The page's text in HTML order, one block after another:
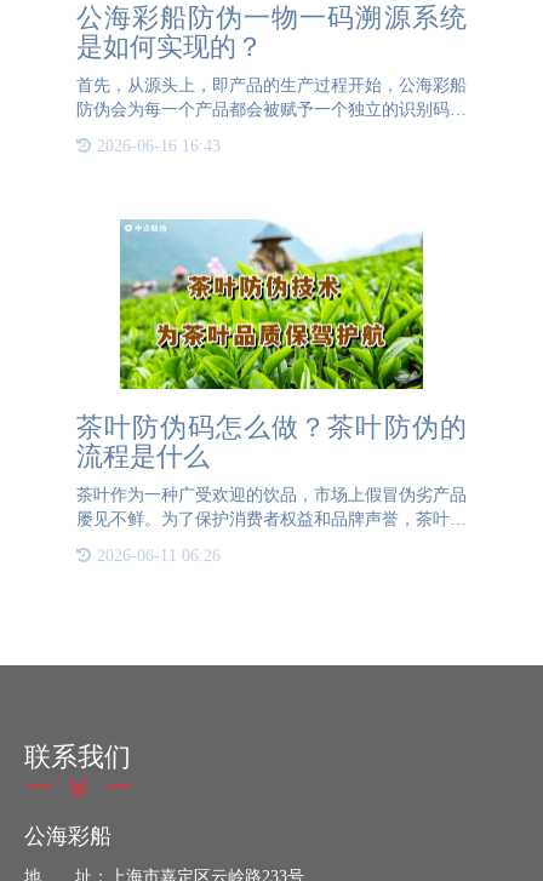
公海彩船防伪一物一码溯源系统
是如何实现的？
首先，从源头上，即产品的生产过程开始，公海彩船
防伪会为每一个产品都会被赋予一个独立的识别码，
是确保产品身份和追踪路径开始的关键，一旦产品离
2026-06-16 16:43
茶叶防伪码怎么做？茶叶防伪的
流程是什么
茶叶作为一种广受欢迎的饮品，市场上假冒伪劣产品
屡见不鲜。为了保护消费者权益和品牌声誉，茶叶防
呢？首先，选择一家专业的防伪公司是关键。防伪公
2026-06-11 06:26
联系我们
公海彩船
地 址：上海市嘉定区云岭路233号